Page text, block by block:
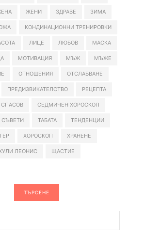
ЖЕНИ ЗДРАВЕ ЗИМА
КОНДИНАЦИОННИ ТРЕНИРОВКИ
ЛИЦЕ ЛЮБОВ МАСКА
МОТИВАЦИЯ МЪЖ МЪЖЕ
ОТНОШЕНИЯ ОТСЛАБВАНЕ
ПРЕДИЗВИКАТЕЛСТВО РЕЦЕПТА
СЕДМИЧЕН ХОРОСКОП
СЪВЕТИ ТАБАТА ТЕНДЕНЦИИ
ХОРОСКОП ХРАНЕНЕ
ЛЕОНИС ЩАСТИЕ
ТЪРСЕНЕ